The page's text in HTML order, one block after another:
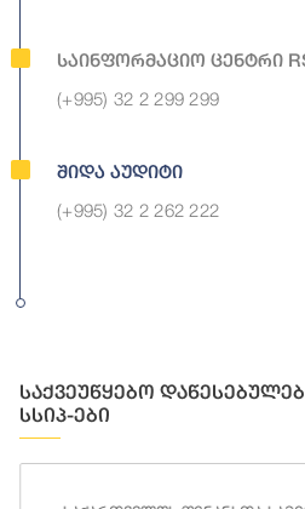
Საინფორმაციო Ცენტრი
(+995) 32 2 299 299
Შიდა Აუდიტი
(+995) 32 2 262 222
საქვეუწყებო
სსიპ-ები